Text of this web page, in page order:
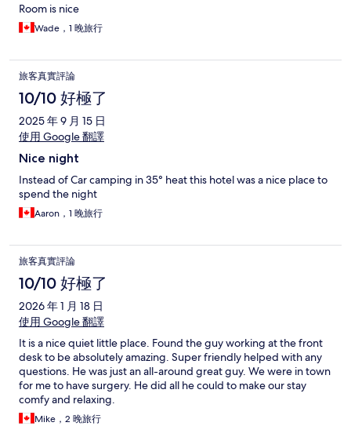
Room is nice
Wade，1 晚旅行
旅客真實評論
10/10 好極了
2025 年 9 月 15 日
使用 Google 翻譯
Nice night
Instead of Car camping in 35° heat this hotel was a nice place to
spend the night
Aaron，1 晚旅行
旅客真實評論
10/10 好極了
2026 年 1 月 18 日
使用 Google 翻譯
It is a nice quiet little place. Found the guy working at the front
desk to be absolutely amazing. Super friendly helped with any
questions. He was just an all-around great guy. We were in town
for me to have surgery. He did all he could to make our stay
comfy and relaxing.
Mike，2 晚旅行